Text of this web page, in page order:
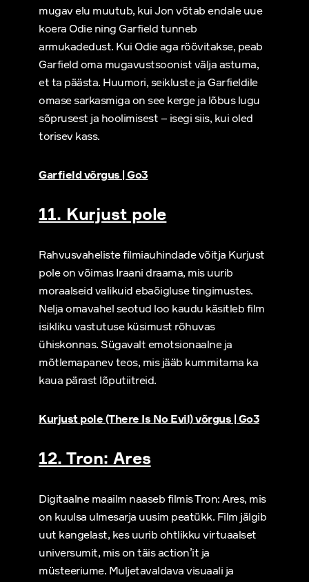
mugav elu muutub, kui Jon võtab endale uue
koera Odie ning Garfield tunneb
armukadedust. Kui Odie aga röövitakse, peab
Garfield oma mugavustsoonist välja astuma,
et ta päästa. Huumori, seikluste ja Garfieldile
omase sarkasmiga on see kerge ja lõbus lugu
sõprusest ja hoolimisest – isegi siis, kui oled
torisev kass.
Garfield võrgus | Go3
11. Kurjust pole
Rahvusvaheliste filmiauhindade võitja Kurjust
pole on võimas Iraani draama, mis uurib
moraalseid valikuid ebaõigluse tingimustes.
Nelja omavahel seotud loo kaudu käsitleb film
isikliku vastutuse küsimust rõhuvas
ühiskonnas. Sügavalt emotsionaalne ja
mõtlemapanev teos, mis jääb kummitama ka
kaua pärast lõputiitreid.
Kurjust pole (There Is No Evil) võrgus | Go3
12. Tron: Ares
Digitaalne maailm naaseb filmis Tron: Ares, mis
on kuulsa ulmesarja uusim peatükk. Film jälgib
uut kangelast, kes uurib ohtlikku virtuaalset
universumit, mis on täis action’it ja
müsteeriume. Muljetavaldava visuaali ja